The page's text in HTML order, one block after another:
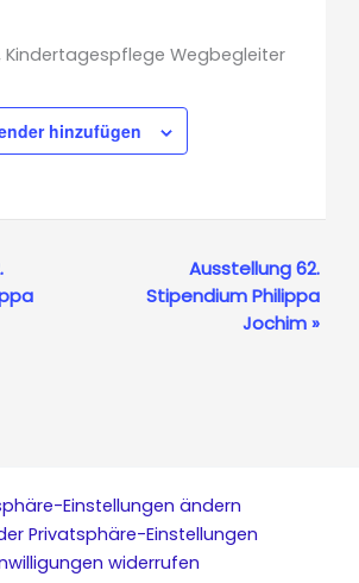
hinzufügen
Ausstellung 62.
Stipendium Philippa
Jochim»
Einstellungen ändern
Privatsphäre-Einstellungen
widerrufen